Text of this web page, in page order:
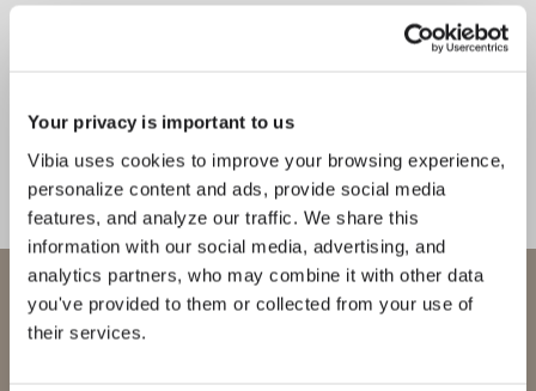
Your privacy is important to us
Vibia uses cookies to improve your browsing experience,
personalize content and ads, provide social media
features, and analyze our traffic. We share this
information with our social media, advertising, and
analytics partners, who may combine it with other data
you've provided to them or collected from your use of
their services.
Meike Harde
“Jedes Material hat seinen
eigenen Charakter. Ich muss diesen
Charakter untersuchen,
herausfinden, wie er sich in
unterschiedlichen Umgebungen
verhäl.” – Meike Harde
Willkommen bei Vibia
Sie versuchen, auf unser